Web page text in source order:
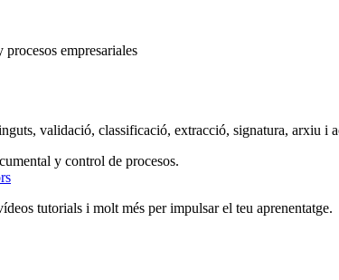
validació, classificació, extracció, signatura, arxiu i
tutorials i molt més per impulsar el teu aprenentatge.